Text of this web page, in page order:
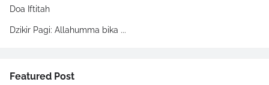
Doa Iftitah
Dzikir Pagi: Allahumma bika ...
Featured Post